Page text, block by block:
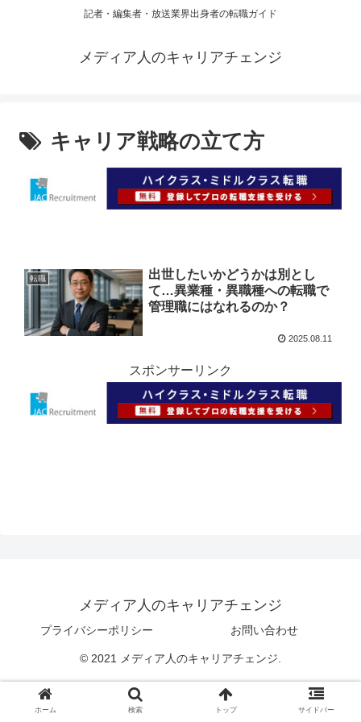
記者・編集者・放送業界出身者の転職ガイド
メディア人のキャリアチェンジ
キャリア戦略の立て方
転職
出世したいかどうかは別とし
て…異業種・異職種への転職で
管理職にはなれるのか？
2025.08.11
スポンサーリンク
メディア人のキャリアチェンジ
プライバシーポリシー お問い合わせ
© 2021 メディア人のキャリアチェンジ.
ホーム 検索 トップ サイドバー